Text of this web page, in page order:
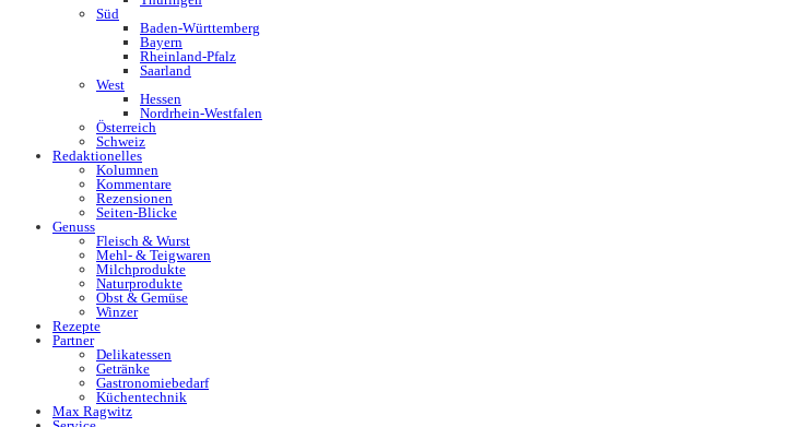
Süd
Baden-Württemberg
Bayern
Rheinland-Pfalz
Saarland
West
Hessen
Nordrhein-Westfalen
Österreich
Schweiz
Redaktionelles
Kolumnen
Kommentare
Rezensionen
Seiten-Blicke
Genuss
Fleisch & Wurst
Mehl- & Teigwaren
Milchprodukte
Naturprodukte
Obst & Gemüse
Winzer
Rezepte
Partner
Delikatessen
Getränke
Gastronomiebedarf
Küchentechnik
Max Ragwitz